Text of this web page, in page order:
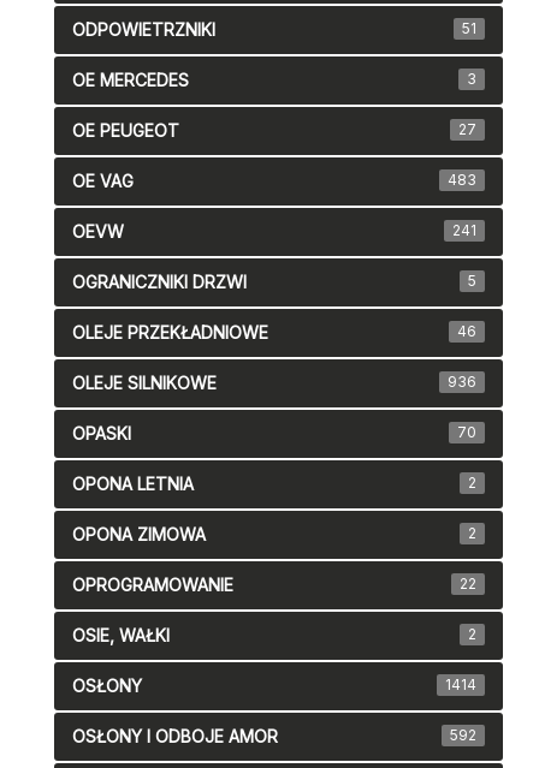
ODPOWIETRZNIKI 51
OE MERCEDES 3
OE PEUGEOT 27
OE VAG 483
OEVW 241
OGRANICZNIKI DRZWI 5
OLEJE PRZEKŁADNIOWE 46
OLEJE SILNIKOWE 936
OPASKI 70
OPONA LETNIA 2
OPONA ZIMOWA 2
OPROGRAMOWANIE 22
OSIE, WAŁKI 2
OSŁONY 1414
OSŁONY I ODBOJE AMOR 592